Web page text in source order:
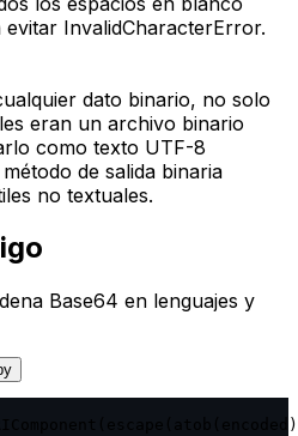
InvalidCharacterError.
dato binario, no solo
eran un archivo binario
como texto UTF-8
de salida binaria
no textuales.
Base64 en lenguajes y